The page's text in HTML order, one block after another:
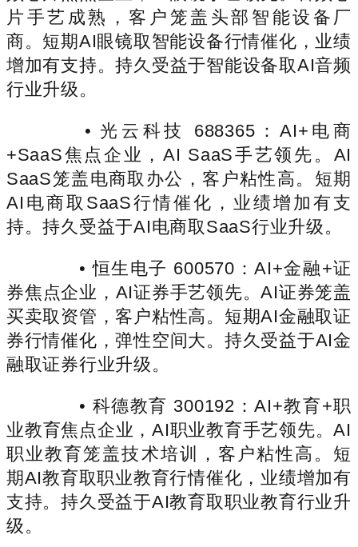
片手艺成熟，客户笼盖头部智能设备厂
商。短期AI眼镜取智能设备行情催化，业绩
增加有支持。持久受益于智能设备取AI音频
行业升级。
• 光云科技 688365：AI+电商
+SaaS焦点企业，AI SaaS手艺领先。AI
SaaS笼盖电商取办公，客户粘性高。短期
AI电商取SaaS行情催化，业绩增加有支
持。持久受益于AI电商取SaaS行业升级。
• 恒生电子 600570：AI+金融+证
券焦点企业，AI证券手艺领先。AI证券笼盖
买卖取资管，客户粘性高。短期AI金融取证
券行情催化，弹性空间大。持久受益于AI金
融取证券行业升级。
• 科德教育 300192：AI+教育+职
业教育焦点企业，AI职业教育手艺领先。AI
职业教育笼盖技术培训，客户粘性高。短
期AI教育取职业教育行情催化，业绩增加有
支持。持久受益于AI教育取职业教育行业升
级。